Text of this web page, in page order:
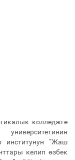
колледжге
институнун “Жаш
келип өзбек